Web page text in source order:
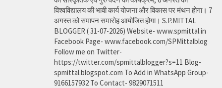
विश्वविद्यालय की भावी कार्य योजना और विकास पर मंथन होगा। 7
अगस्त को समापन समारोह आयोजित होगा। S.P.MITTAL
BLOGGER ( 31-07-2026) Website- www.spmittal.in
Facebook Page- www.facebook.com/SPMittalblog
Follow me on Twitter-
https://twitter.com/spmittalblogger?s=11 Blog-
spmittal.blogspot.com To Add in WhatsApp Group-
9166157932 To Contact- 9829071511